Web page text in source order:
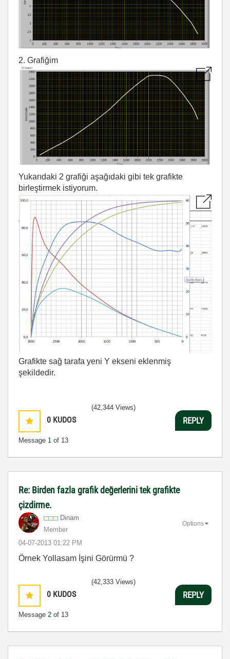
2. Grafiğim
Yukarıdaki 2 grafiği aşağıdaki gibi tek grafikte
birleştirmek istiyorum.
Grafikte sağ tarafa yeni Y ekseni eklenmiş
şekildedir.
0 KUDOS
Message 1 of 13
(42,344 Views)
REPLY
Re: Birden fazla grafik değerlerini tek grafikte
çizdirme.
Dinam
Member
‎04-07-2013 01:22 PM
Options
Örnek Yollasam İşini Görürmü ?
0 KUDOS
Message 2 of 13
(42,333 Views)
REPLY